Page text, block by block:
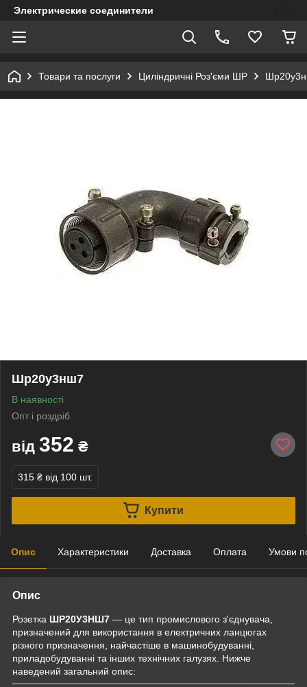
Электрические соединители
Товари та послуги Циліндричні Роз'єми ШР
Шр20у3нш7
В наявності
Опт і роздріб
від 352 ₴
315 ₴ від 100 шт.
Купити
Опис Характеристики Доставка Оплата Умови
Опис
Розетка ШР20У3НШ7 — це тип промислового з'єднувача,
призначений для використання в електричних ланцюгах
різного призначення, найчастіше в машинобудуванні,
приладобудуванні та інших технічних галузях. Нижче
наведений загальний опис: